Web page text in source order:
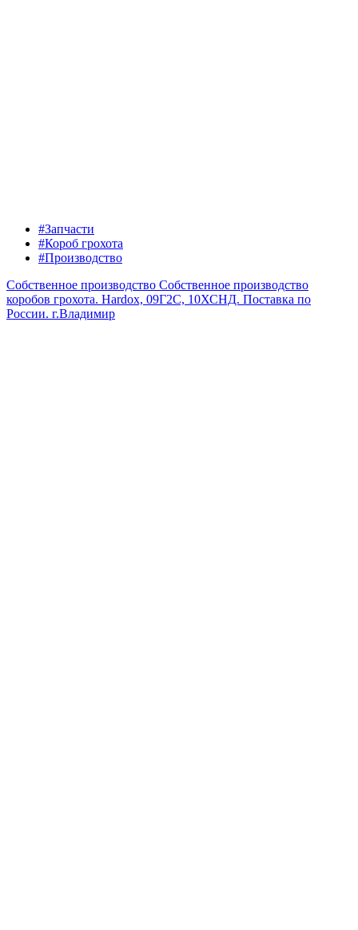
#Запчасти
#Короб грохота
#Производство
Собственное производство Собственное производство
коробов грохота. Hardox, 09Г2С, 10ХСНД. Поставка по
России. г.Владимир